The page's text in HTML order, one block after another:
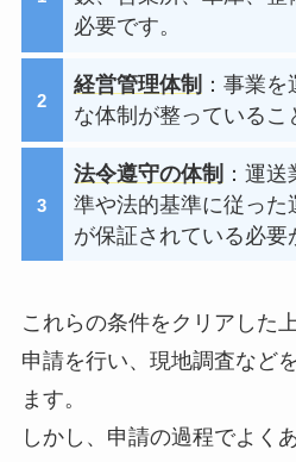
必要です。
経営管理体制 ：事業
な体制が整っているこ
法令遵守の体制 ：運
準や法的基準に従った
が保証されている必要
これらの条件をクリアした
申請を行い、現地調査など
ます。
しかし、申請の過程でよく